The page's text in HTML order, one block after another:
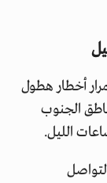
أخطار هطول
الجنوب
الليل.